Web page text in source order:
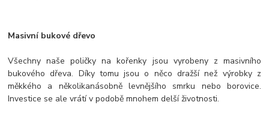
Masivní bukové dřevo
Všechny naše poličky na kořenky jsou vyrobeny z masivního
bukového dřeva. Díky tomu jsou o něco dražší než výrobky z
měkkého a několikanásobně levnějšího smrku nebo borovice.
Investice se ale vrátí v podobě mnohem delší životnosti.